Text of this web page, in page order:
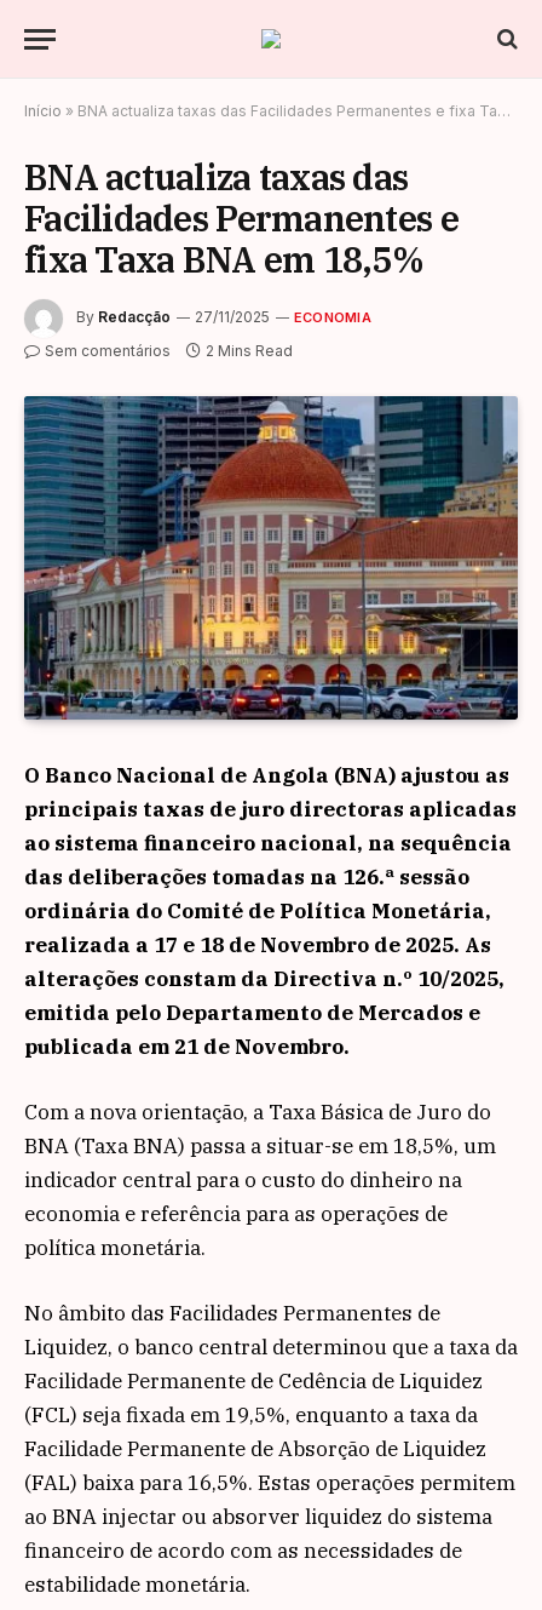
Início » BNA actualiza taxas das Facilidades Permanentes e fixa Taxa BNA em 18,5%
BNA actualiza taxas das
Facilidades Permanentes e
fixa Taxa BNA em 18,5%
By Redacção 27/11/2025 ECONOMIA
Sem comentários 2 Mins Read
O Banco Nacional de Angola (BNA) ajustou as
principais taxas de juro directoras aplicadas
ao sistema financeiro nacional, na sequência
das deliberações tomadas na 126.ª sessão
ordinária do Comité de Política Monetária,
realizada a 17 e 18 de Novembro de 2025. As
alterações constam da Directiva n.º 10/2025,
emitida pelo Departamento de Mercados e
publicada em 21 de Novembro.
Com a nova orientação, a Taxa Básica de Juro do
BNA (Taxa BNA) passa a situar-se em 18,5%, um
indicador central para o custo do dinheiro na
economia e referência para as operações de
política monetária.
No âmbito das Facilidades Permanentes de
Liquidez, o banco central determinou que a taxa da
Facilidade Permanente de Cedência de Liquidez
(FCL) seja fixada em 19,5%, enquanto a taxa da
Facilidade Permanente de Absorção de Liquidez
(FAL) baixa para 16,5%. Estas operações permitem
ao BNA injectar ou absorver liquidez do sistema
financeiro de acordo com as necessidades de
estabilidade monetária.